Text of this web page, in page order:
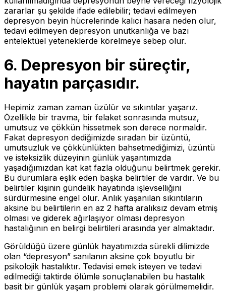
zararlar şu şekilde ifade edilebilir; tedavi edilmeyen
depresyon beyin hücrelerinde kalıcı hasara neden olur,
tedavi edilmeyen depresyon unutkanlığa ve bazı
entelektüel yeteneklerde körelmeye sebep olur.
6. Depresyon bir süreçtir,
hayatın parçasıdır.
Hepimiz zaman zaman üzülür ve sıkıntılar yaşarız.
Özellikle bir travma, bir felaket sonrasında mutsuz,
umutsuz ve çökkün hissetmek son derece normaldir.
Fakat depresyon dediğimizde sıradan bir üzüntü,
umutsuzluk ve çökkünlükten bahsetmediğimizi, üzüntü
ve isteksizlik düzeyinin günlük yaşantımızda
yaşadığımızdan kat kat fazla olduğunu belirtmek gerekir.
Bu durumlara eşlik eden başka belirtiler de vardır. Ve bu
belirtiler kişinin gündelik hayatında işlevselliğini
sürdürmesine engel olur. Anlık yaşanılan sıkıntıların
aksine bu belirtilerin en az 2 hafta aralıksız devam etmiş
olması ve giderek ağırlaşıyor olması depresyon
hastalığının en belirgi belirtileri arasında yer almaktadır.
Görüldüğü üzere günlük hayatımızda sürekli dilimizde
olan “depresyon” sanılanın aksine çok boyutlu bir
psikolojik hastalıktır. Tedavisi emek isteyen ve tedavi
edilmediği taktirde ölümle sonuçlanabilen bu hastalık
basit bir günlük yaşam problemi olarak görülmemelidir.